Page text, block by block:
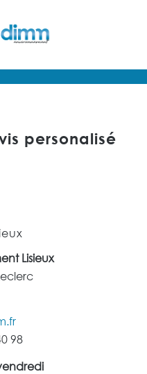
personalisé
Lisieux
98